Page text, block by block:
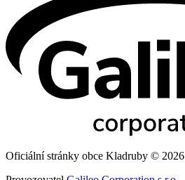
Oficiální stránky obce Kladruby © 2026